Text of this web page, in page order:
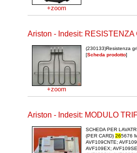
+zoom
Ariston - Indesit: RESISTENZA
+zoom
(230133)Resistenza
[Scheda prodotto]
Ariston - Indesit: MODULO
SCHEDA PER
(PER CARD) 265676
AVF109CNTE;
AVF109EX;